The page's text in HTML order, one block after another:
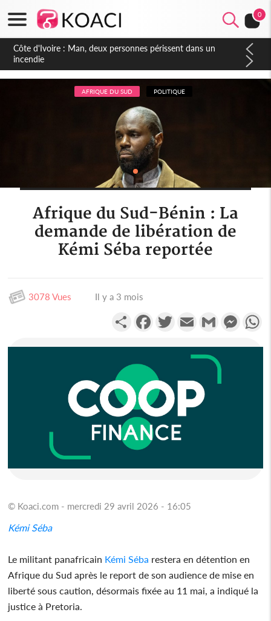
0
Côte d'Ivoire : Séileu, la célébration de la fête nationale
transformée en vaste campagne contre les produits
dépigmentants dangereux
AFRIQUE DU SUD POLITIQUE
Afrique du Sud-Bénin : La
demande de libération de
Kémi Séba reportée
3078 Vues Il y a 3 mois
PartagerFacebookTwitterEmail Gmail
© Koaci.com - mercredi 29 avril 2026 - 16:05
Kémi Séba
Le militant panafricain Kémi Séba restera en détention en
Afrique du Sud après le report de son audience de mise en
liberté sous caution, désormais fixée au 11 mai, a indiqué la
justice à Pretoria.